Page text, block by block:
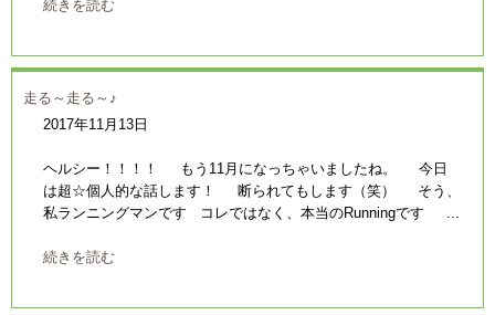
続きを読む
走る～走る～♪
2017年11月13日
ヘルシー！！！！ もう11月になっちゃいましたね。 今日
は超☆個人的な話します！ 断られてもします（笑） そう、
私ランニングマンです コレではなく、本当のRunningです ...
続きを読む